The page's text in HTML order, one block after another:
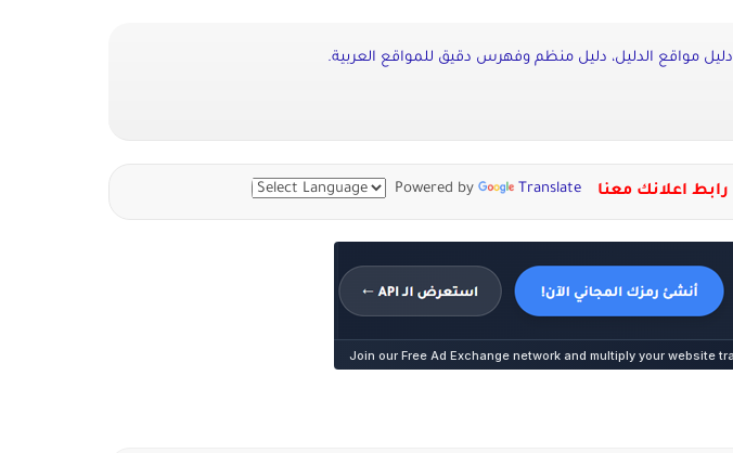
دليل مواقع الدليل، دليل منظم وفهرس دقيق للمواقع العربية.
رابط اعلانك معنا Powered by Translate